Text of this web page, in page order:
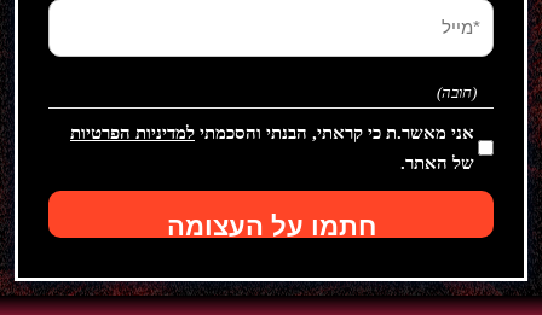
מייל
(חובה)
אני מאשר.ת כי קראתי, הבנתי והסכמתי למדיניות הפרטיות
של האתר.
חתמו על העצומה